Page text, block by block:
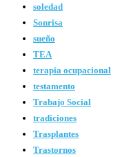
soledad
Sonrisa
sueño
TEA
terapia ocupacional
testamento
Trabajo Social
tradiciones
Trasplantes
Trastornos